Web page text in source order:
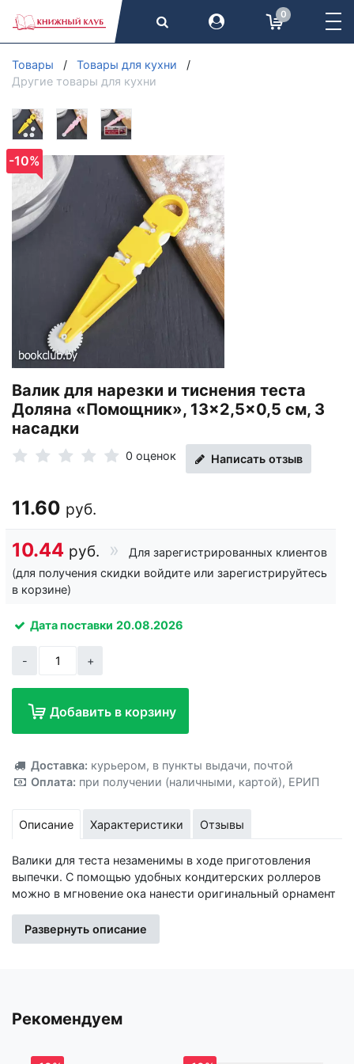
0
Товары
Товары для кухни
Другие товары для кухни
-10%
Валик для нарезки и тиснения теста
Доляна «Помощник», 13×2,5×0,5 см, 3
насадки
0 оценок Написать отзыв
11.60 руб.
10.44 руб.
Для зарегистрированных клиентов
(для получения скидки войдите или зарегистрируйтесь
в корзине)
Дата поставки 20.08.2026
- +
Добавить в корзину
Доставка: курьером, в пункты выдачи, почтой
Оплата: при получении (наличными, картой), ЕРИП
Описание Характеристики Отзывы
Валики для теста незаменимы в ходе приготовления
выпечки. С помощью удобных кондитерских роллеров
можно в мгновение ока нанести оригинальный орнамент
выпускания излишек воздуха.
приборы подходят не только для украшения, но и для
Это отличная покупка по хорошей цене! Надеемся, вы не
Развернуть описание
Рекомендуем